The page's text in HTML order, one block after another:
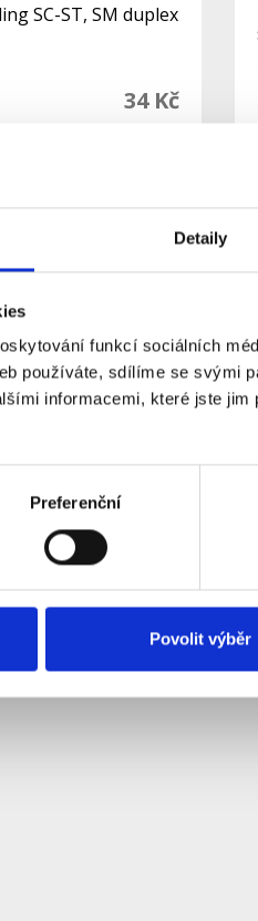
Detaily
funkcí sociálních
používáte, sdílíme se svými
informacemi, které jste
Preferenční
Povolit výběr
SC-ST, SM duplex
34 Kč